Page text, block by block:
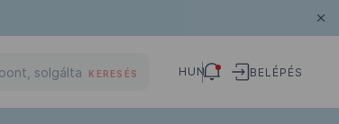
KERESÉS HUN BELÉPÉS